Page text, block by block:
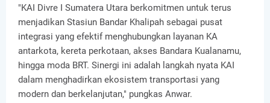
"KAI Divre I Sumatera Utara berkomitmen untuk terus
menjadikan Stasiun Bandar Khalipah sebagai pusat
integrasi yang efektif menghubungkan layanan KA
antarkota, kereta perkotaan, akses Bandara Kualanamu,
hingga moda BRT. Sinergi ini adalah langkah nyata KAI
dalam menghadirkan ekosistem transportasi yang
modern dan berkelanjutan," pungkas Anwar.